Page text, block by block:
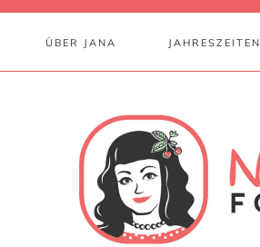
ÜBER JANA JAHRESZEITEN